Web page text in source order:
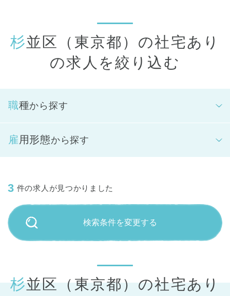
杉並区（東京都）の社宅あり
の求人を絞り込む
職種から探す
雇用形態から探す
3 件の求人が見つかりました
検索条件を変更する
杉並区（東京都）の社宅あり